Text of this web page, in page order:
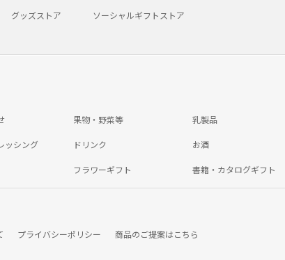
グッズストア ソーシャルギフトストア
果物・野菜等 乳製品
ッシング ドリンク お酒
フラワーギフト 書籍・カタログギフト
プライバシーポリシー 商品のご提案はこちら